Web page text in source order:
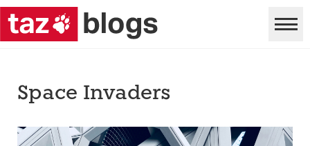
Space Invaders